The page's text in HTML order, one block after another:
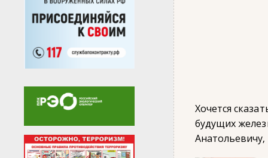
Хочется
будущих
Анатольевичу,